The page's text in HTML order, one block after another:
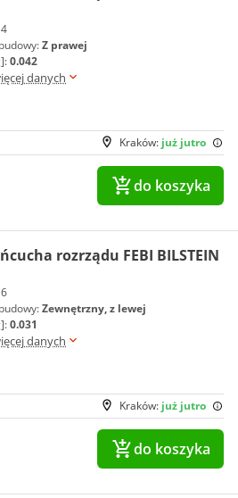
Z prawej
0.042
danych
Kraków: już jutro
do koszyka
rozrządu FEBI BILSTEIN
Zewnętrzny, z lewej
0.031
danych
Kraków: już jutro
do koszyka